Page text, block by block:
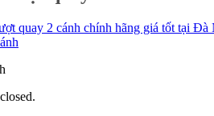
quay 2 cánh chính hãng giá tốt tại Đà